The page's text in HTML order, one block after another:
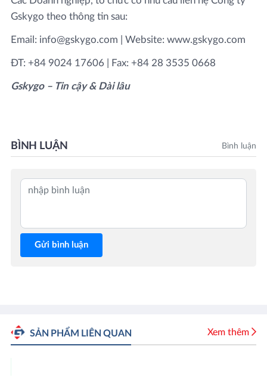
Gskygo theo thông tin sau:
Email: info@gskygo.com | Website: www.gskygo.com
ĐT: +84 9024 17606 | Fax: +84 28 3535 0668
Gskygo – Tin cậy & Dài lâu
BÌNH LUẬN Bình luận
Gửi bình luận
SẢN PHẨM LIÊN QUAN Xem thêm